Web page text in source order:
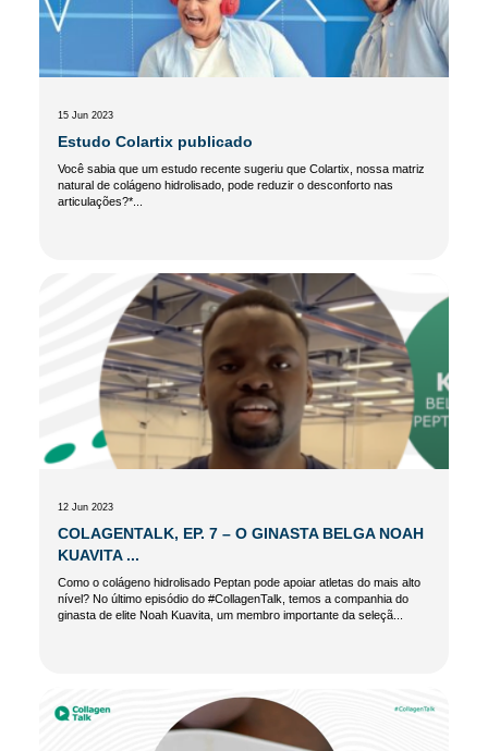
15 Jun 2023
Estudo Colartix publicado
Você sabia que um estudo recente sugeriu que Colartix, nossa matriz
natural de colágeno hidrolisado, pode reduzir o desconforto nas
articulações?*...
12 Jun 2023
COLAGENTALK, EP. 7 – O GINASTA BELGA NOAH
KUAVITA ...
Como o colágeno hidrolisado Peptan pode apoiar atletas do mais alto
nível? No último episódio do #CollagenTalk, temos a companhia do
ginasta de elite Noah Kuavita, um membro importante da seleçã...